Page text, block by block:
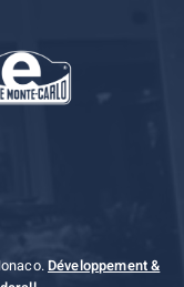
Développement &